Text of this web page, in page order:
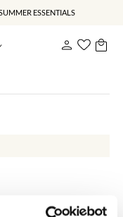
ESSENTIALS